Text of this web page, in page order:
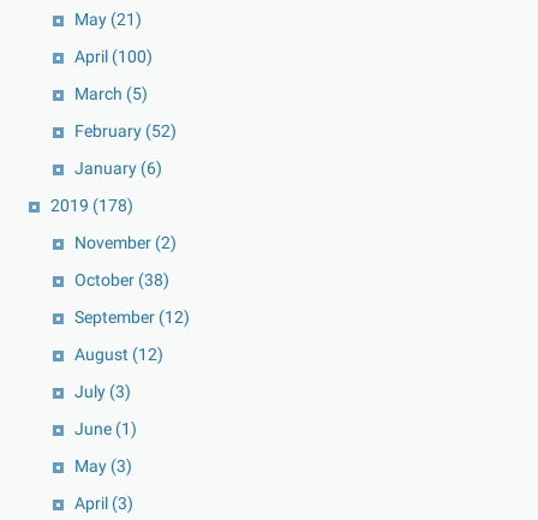
May (21)
April (100)
March (5)
February (52)
January (6)
2019 (178)
November (2)
October (38)
September (12)
August (12)
July (3)
June (1)
May (3)
April (3)